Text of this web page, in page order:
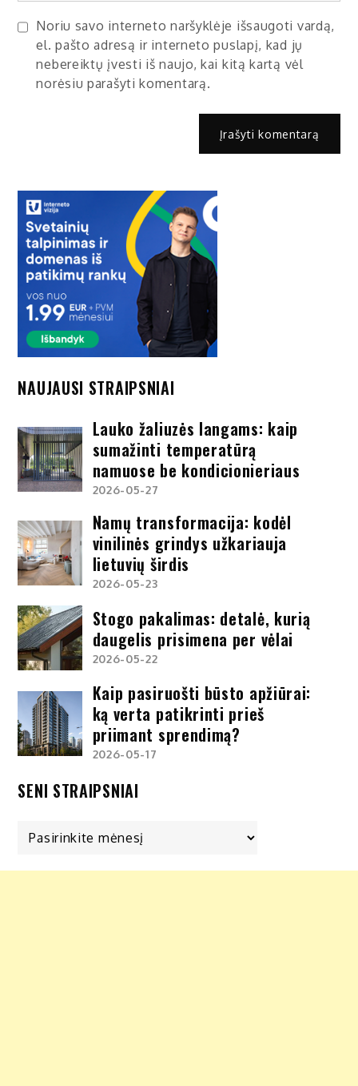
Noriu savo interneto naršyklėje išsaugoti vardą,
el. pašto adresą ir interneto puslapį, kad jų
nebereiktų įvesti iš naujo, kai kitą kartą vėl
norėsiu parašyti komentarą.
NAUJAUSI STRAIPSNIAI
Lauko žaliuzės langams: kaip
sumažinti temperatūrą
namuose be kondicionieriaus
2026-05-27
Namų transformacija: kodėl
vinilinės grindys užkariauja
lietuvių širdis
2026-05-23
Stogo pakalimas: detalė, kurią
daugelis prisimena per vėlai
2026-05-22
Kaip pasiruošti būsto apžiūrai:
ką verta patikrinti prieš
priimant sprendimą?
2026-05-17
SENI STRAIPSNIAI